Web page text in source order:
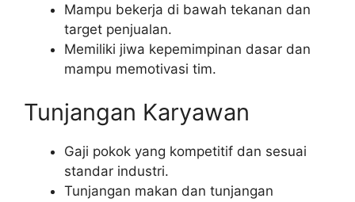
Mampu bekerja di bawah tekanan dan
target penjualan.
Memiliki jiwa kepemimpinan dasar dan
mampu memotivasi tim.
Tunjangan Karyawan
Gaji pokok yang kompetitif dan sesuai
standar industri.
Tunjangan makan dan tunjangan